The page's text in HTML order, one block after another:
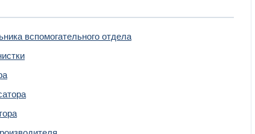
вспомогательного отдела